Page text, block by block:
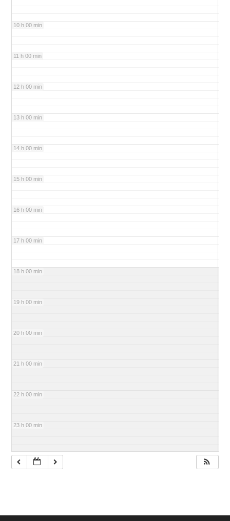
10 h 00 min
11 h 00 min
12 h 00 min
13 h 00 min
14 h 00 min
15 h 00 min
16 h 00 min
17 h 00 min
18 h 00 min
19 h 00 min
20 h 00 min
21 h 00 min
22 h 00 min
23 h 00 min